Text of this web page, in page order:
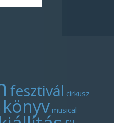
fesztivál cirkusz
könyv musical